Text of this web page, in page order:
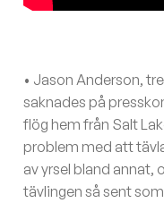
• Jason Anderson,
saknades på
flög hem från Salt
problem med att
av yrsel bland annat,
tävlingen så sent